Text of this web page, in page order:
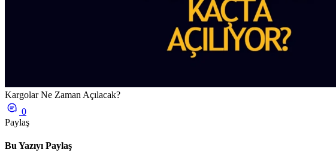
Kargolar Ne Zaman Açılacak?
0
Paylaş
Bu Yazıyı Paylaş